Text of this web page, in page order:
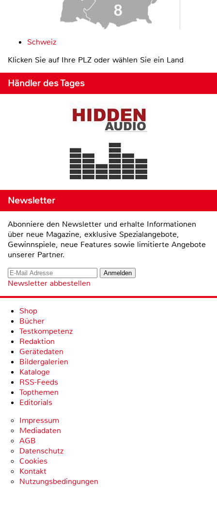
Schweiz
Klicken Sie auf Ihre PLZ oder wählen Sie ein Land
Händler des Tages
Newsletter
Abonniere den Newsletter und erhalte Informationen
über neue Magazine, exklusive Spezialangebote,
Gewinnspiele, neue Features sowie limitierte Angebote
unserer Partner.
Newsletter abbestellen
Shop
Bücher
Testkompetenz
Redaktion
Gerätedaten
Bildergalerien
Kataloge
RSS-Feeds
Topthemen
Editorials
Impressum
Mediadaten
AGB
Datenschutz
Cookies
Kontakt
Nutzungsbedingungen